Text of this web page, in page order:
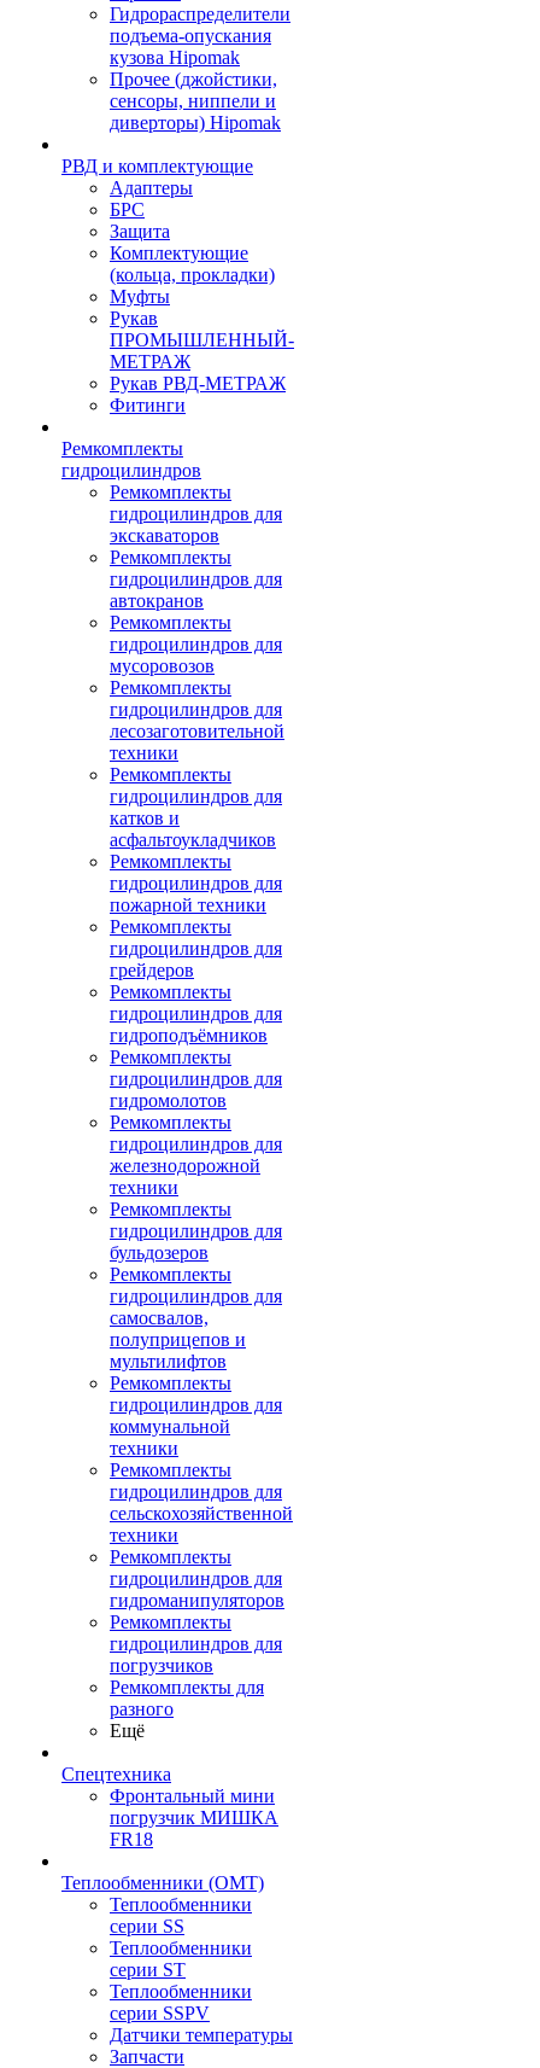
Гидрораспределители
подъема-опускания
кузова Hipomak
Прочее (джойстики,
сенсоры, ниппели и
диверторы) Hipomak
РВД и комплектующие
Адаптеры
БРС
Защита
Комплектующие
(кольца, прокладки)
Муфты
Рукав
ПРОМЫШЛЕННЫЙ-
МЕТРАЖ
Рукав РВД-МЕТРАЖ
Фитинги
Ремкомплекты
гидроцилиндров
Ремкомплекты
гидроцилиндров для
экскаваторов
Ремкомплекты
гидроцилиндров для
автокранов
Ремкомплекты
гидроцилиндров для
мусоровозов
Ремкомплекты
гидроцилиндров для
лесозаготовительной
техники
Ремкомплекты
гидроцилиндров для
катков и
асфальтоукладчиков
Ремкомплекты
гидроцилиндров для
пожарной техники
Ремкомплекты
гидроцилиндров для
грейдеров
Ремкомплекты
гидроцилиндров для
гидроподъёмников
Ремкомплекты
гидроцилиндров для
гидромолотов
Ремкомплекты
гидроцилиндров для
железнодорожной
техники
Ремкомплекты
гидроцилиндров для
бульдозеров
Ремкомплекты
гидроцилиндров для
самосвалов,
полуприцепов и
мультилифтов
Ремкомплекты
гидроцилиндров для
коммунальной
техники
Ремкомплекты
гидроцилиндров для
сельскохозяйственной
техники
Ремкомплекты
гидроцилиндров для
гидроманипуляторов
Ремкомплекты
гидроцилиндров для
погрузчиков
Ремкомплекты для
разного
Ещё
Спецтехника
Фронтальный мини
погрузчик МИШКА
FR18
Теплообменники (OMT)
Теплообменники
серии SS
Теплообменники
серии ST
Теплообменники
серии SSPV
Датчики температуры
Запчасти